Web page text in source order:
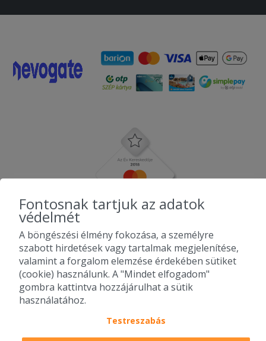
2010-2026 Copyright - Falatozz.hu - Diston-line Kft.
Fontosnak tartjuk az adatok
védelmét
A böngészési élmény fokozása, a személyre
szabott hirdetések vagy tartalmak megjelenítése,
valamint a forgalom elemzése érdekében sütiket
(cookie) használunk. A "Mindet elfogadom"
gombra kattintva hozzájárulhat a sütik
használatához.
Testreszabás